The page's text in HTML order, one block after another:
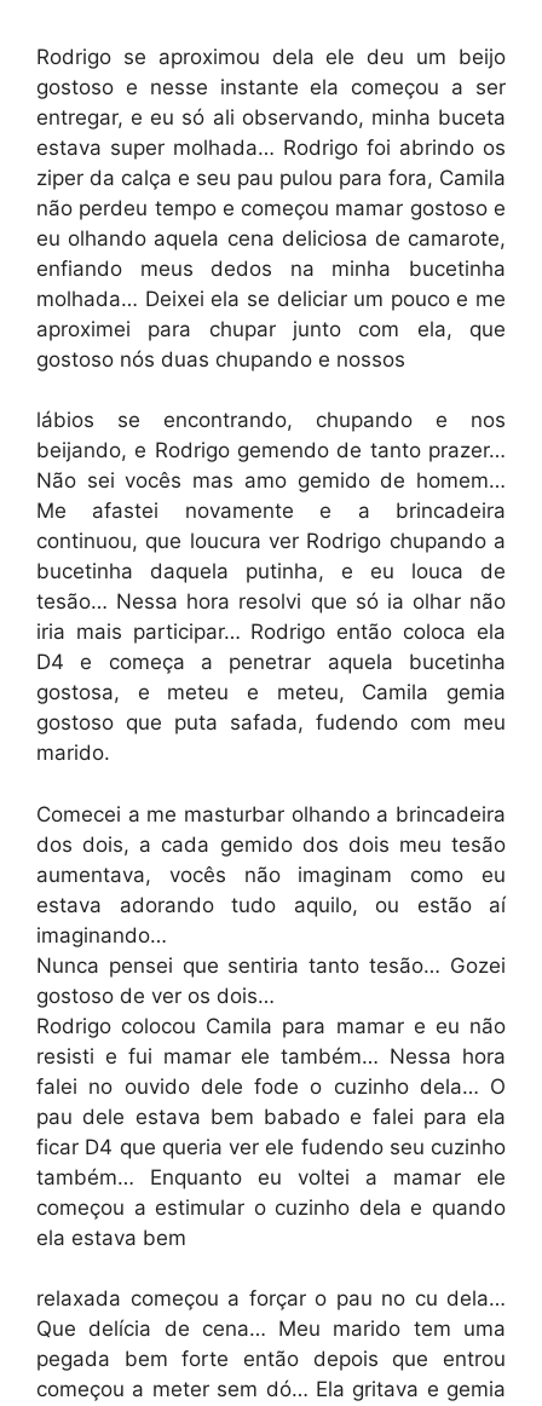
Rodrigo se aproximou dela ele deu um beijo
gostoso e nesse instante ela começou a ser
entregar, e eu só ali observando, minha buceta
estava super molhada… Rodrigo foi abrindo os
ziper da calça e seu pau pulou para fora, Camila
não perdeu tempo e começou mamar gostoso e
eu olhando aquela cena deliciosa de camarote,
enfiando meus dedos na minha bucetinha
molhada… Deixei ela se deliciar um pouco e me
aproximei para chupar junto com ela, que
gostoso nós duas chupando e nossos
lábios se encontrando, chupando e nos
beijando, e Rodrigo gemendo de tanto prazer…
Não sei vocês mas amo gemido de homem…
Me afastei novamente e a brincadeira
continuou, que loucura ver Rodrigo chupando a
bucetinha daquela putinha, e eu louca de
tesão… Nessa hora resolvi que só ia olhar não
iria mais participar… Rodrigo então coloca ela
D4 e começa a penetrar aquela bucetinha
gostosa, e meteu e meteu, Camila gemia
gostoso que puta safada, fudendo com meu
marido.
Comecei a me masturbar olhando a brincadeira
dos dois, a cada gemido dos dois meu tesão
aumentava, vocês não imaginam como eu
estava adorando tudo aquilo, ou estão aí
imaginando…
Nunca pensei que sentiria tanto tesão… Gozei
gostoso de ver os dois…
Rodrigo colocou Camila para mamar e eu não
resisti e fui mamar ele também… Nessa hora
falei no ouvido dele fode o cuzinho dela… O
pau dele estava bem babado e falei para ela
ficar D4 que queria ver ele fudendo seu cuzinho
também… Enquanto eu voltei a mamar ele
começou a estimular o cuzinho dela e quando
ela estava bem
relaxada começou a forçar o pau no cu dela…
Que delícia de cena… Meu marido tem uma
pegada bem forte então depois que entrou
começou a meter sem dó… Ela gritava e gemia